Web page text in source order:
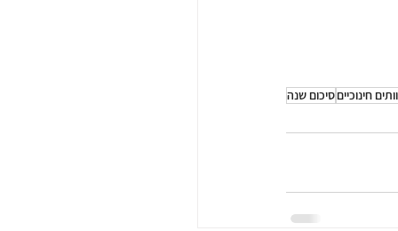
חינוכייםסיכום שנה